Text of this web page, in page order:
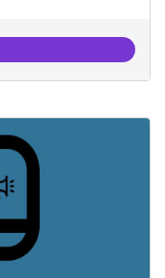
en xarxa amb projectes